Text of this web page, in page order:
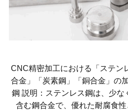
CNC精密加工における「ステン
合金」「炭素鋼」「銅合金」の
鋼 説明：ステンレス鋼は、少な
含む鋼合金で、優れた耐腐食